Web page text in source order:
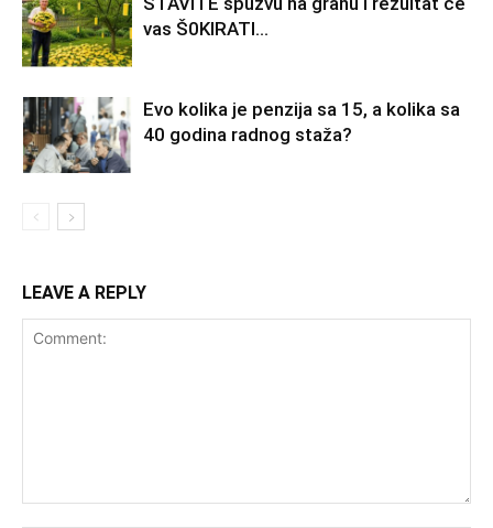
vas Š0KlRATl…
Evo kolika je penzija sa 15, a kolika sa
40 godina radnog staža?
LEAVE A REPLY